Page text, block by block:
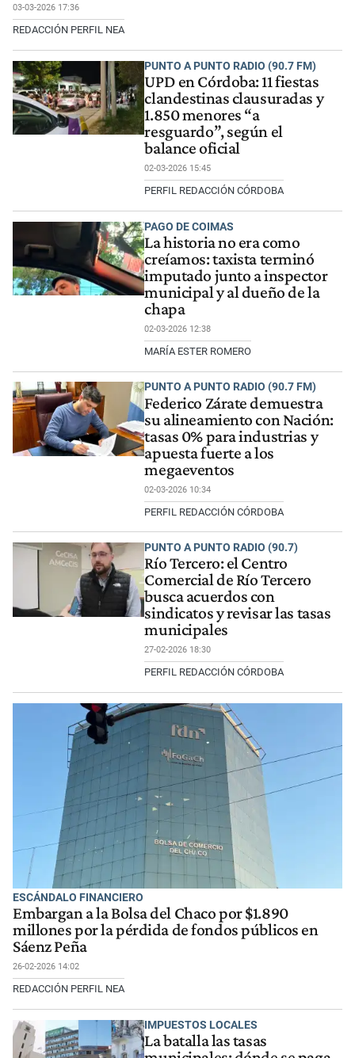
03-03-2026 17:36
REDACCIÓN PERFIL NEA
PUNTO A PUNTO RADIO (90.7 FM)
UPD en Córdoba: 11 fiestas
clandestinas clausuradas y
1.850 menores “a
resguardo”, según el
balance oficial
02-03-2026 15:45
PERFIL REDACCIÓN CÓRDOBA
PAGO DE COIMAS
La historia no era como
creíamos: taxista terminó
imputado junto a inspector
municipal y al dueño de la
chapa
02-03-2026 12:38
MARÍA ESTER ROMERO
PUNTO A PUNTO RADIO (90.7 FM)
Federico Zárate demuestra
su alineamiento con Nación:
tasas 0% para industrias y
apuesta fuerte a los
megaeventos
02-03-2026 10:34
PERFIL REDACCIÓN CÓRDOBA
PUNTO A PUNTO RADIO (90.7)
Río Tercero: el Centro
Comercial de Río Tercero
busca acuerdos con
sindicatos y revisar las tasas
municipales
27-02-2026 18:30
PERFIL REDACCIÓN CÓRDOBA
ESCÁNDALO FINANCIERO
Embargan a la Bolsa del Chaco por $1.890
millones por la pérdida de fondos públicos en
Sáenz Peña
26-02-2026 14:02
REDACCIÓN PERFIL NEA
IMPUESTOS LOCALES
La batalla las tasas